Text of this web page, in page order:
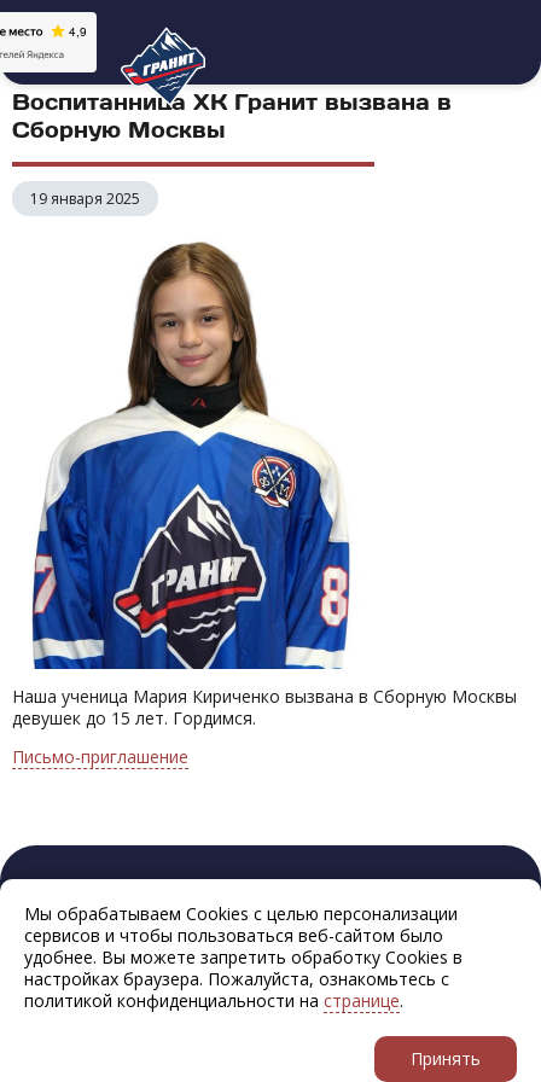
Воспитанница ХК Гранит вызвана в
Сборную Москвы
19 января 2025
Наша ученица Мария Кириченко вызвана в Сборную Москвы
девушек до 15 лет. Гордимся.
Письмо-приглашение
Мы обрабатываем Cookies с целью персонализации
сервисов и чтобы пользоваться веб-сайтом было
удобнее. Вы можете запретить обработку Cookies в
настройках браузера. Пожалуйста, ознакомьтесь с
политикой конфиденциальности на странице.
Принять